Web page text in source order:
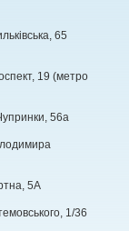
65
19 (метро
56а
5А
1/36